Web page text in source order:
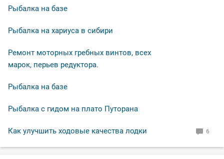
Рыбалка на базе
Рыбалка на хариуса в сибири
Ремонт моторных гребных винтов, всех
марок, перьев редуктора.
Рыбалка на базе
Рыбалка с гидом на плато Путорана
Как улучшить ходовые качества лодки 6